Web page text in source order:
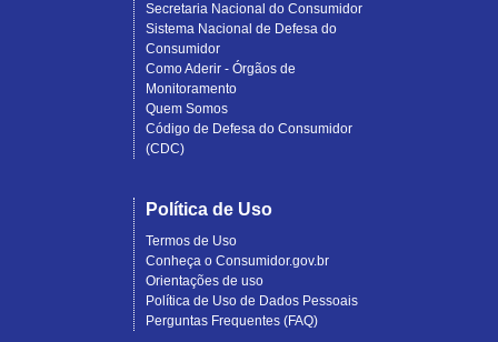
Secretaria Nacional do Consumidor
Sistema Nacional de Defesa do
Consumidor
Como Aderir - Órgãos de
Monitoramento
Quem Somos
Código de Defesa do Consumidor
(CDC)
Política de Uso
Termos de Uso
Conheça o Consumidor.gov.br
Orientações de uso
Política de Uso de Dados Pessoais
Perguntas Frequentes (FAQ)